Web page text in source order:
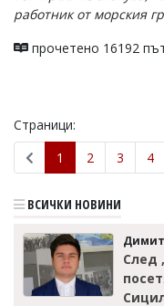
работник от морския
прочетено 16192
Страници:
1
2 3 4
ВСИЧКИ НОВИНИ
След